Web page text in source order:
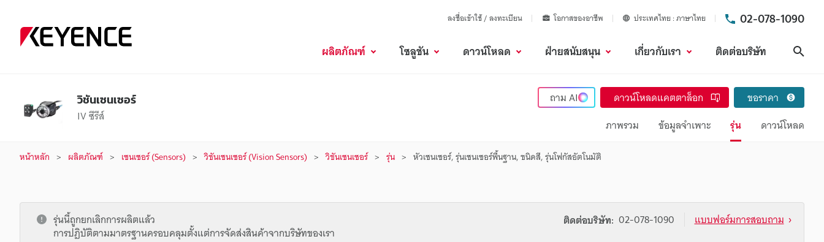
ลงชื่อเข้าใช้ / ลงทะเบียน โอกาสของอาชีพ ประเทศไทย ภาษาไทย 02-078-1090
ผลิตภัณฑ์ โซลูชัน ดาวน์โหลด ฝ่ายสนับสนุน เกี่ยวกับเรา ติดต่อบริษัท
วิชันเซนเซอร์
IV ซีรีส์
ถามAI ดาวน์โหลดแคตตาล็อก
ขอราคา
ภาพรวม
ข้อมูลจำเพาะ รุ่น ดาวน์โหลด
หน้าหลัก ผลิตภัณฑ์ เซนเซอร์ (Sensors) วิชันเซนเซอร์ (Vision Sensors) วิชันเซนเซอร์ รุ่น หัวเซนเซอร์, รุ่นเซนเซอร์พื้นฐาน, ชนิดสี, รุ่นโฟกัสอัตโนมัติ
รุ่นนี้ถูกยกเลิกการผลิตแล้ว
การปฏิบัติตามมาตรฐานครอบคลุมตั้งแต่การจัดส่งสินค้าจากบริษัทของเรา
ติดต่อบริษัท: 02-078-1090 แบบฟอร์มการสอบถาม